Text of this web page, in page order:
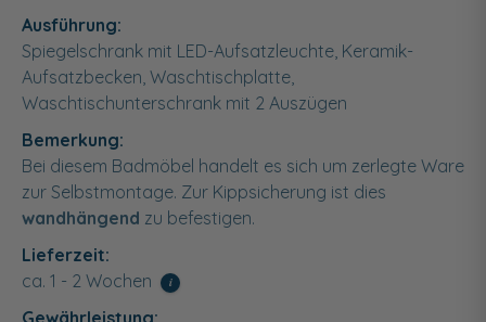
Ausführung:
Spiegelschrank mit LED-Aufsatzleuchte, Keramik-
Aufsatzbecken, Waschtischplatte,
Waschtischunterschrank mit 2 Auszügen
Bemerkung:
Bei diesem Badmöbel handelt es sich um zerlegte Ware
zur Selbstmontage. Zur Kippsicherung ist dies
wandhängend zu befestigen.
Lieferzeit:
ca. 1 - 2 Wochen
i
Gewährleistung: